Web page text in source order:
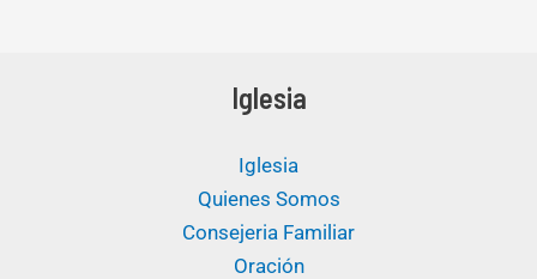
Iglesia
Iglesia
Quienes Somos
Consejeria Familiar
Oración